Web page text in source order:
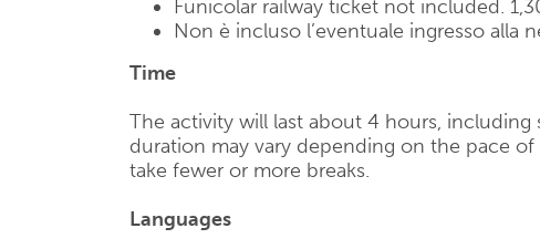
Funicolar railway ticket not included.
Non è incluso l’eventuale ingresso alla
Time
The activity will last about 4 hours, including
duration may vary depending on the pace
take fewer or more breaks.
Languages